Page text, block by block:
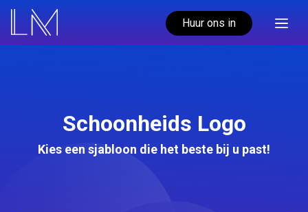
Huur ons in
Schoonheids Logo
Kies een sjabloon die het beste bij u past!